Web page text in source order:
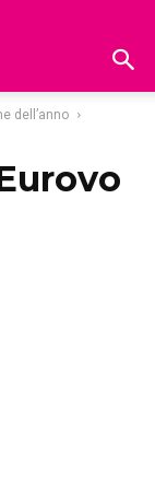
dell’anno